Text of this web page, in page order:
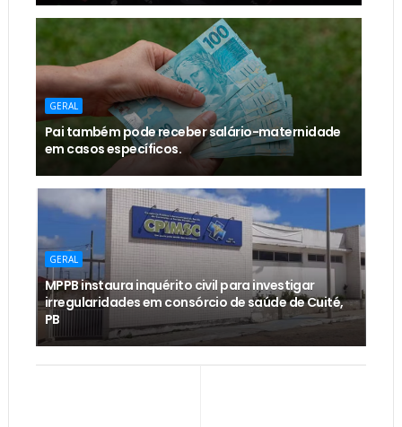
GERAL
Pai também pode receber salário-maternidade
em casos específicos.
GERAL
MPPB instaura inquérito civil para investigar
irregularidades em consórcio de saúde de Cuité,
PB